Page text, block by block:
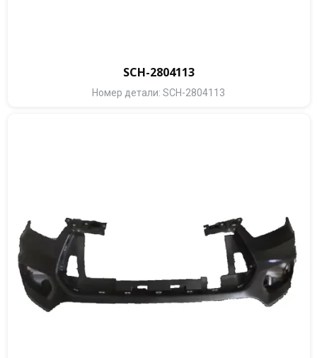
SCH-2804113
Номер детали: SCH-2804113